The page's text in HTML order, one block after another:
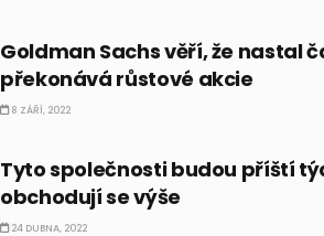
Goldman Sachs věří, že nastal
překonává růstové akcie
8 ZÁŘÍ, 2022
Tyto společnosti budou příští
obchodují se výše
24 DUBNA, 2022